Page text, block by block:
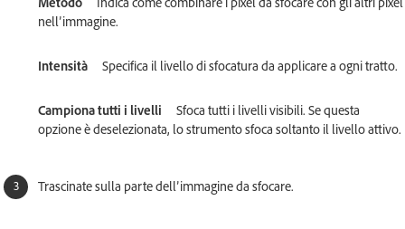
nell’immagine.
Intensità Specifica il livello di sfocatura da applicare a ogni tratto.
Campiona tutti i livelli
Sfoca tutti i livelli visibili. Se questa
opzione è deselezionata, lo strumento sfoca soltanto il livello attivo.
Trascinate sulla parte dell’immagine da sfocare.